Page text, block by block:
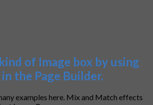
of Image box by using
the Page Builder.
examples here. Mix and Match effects